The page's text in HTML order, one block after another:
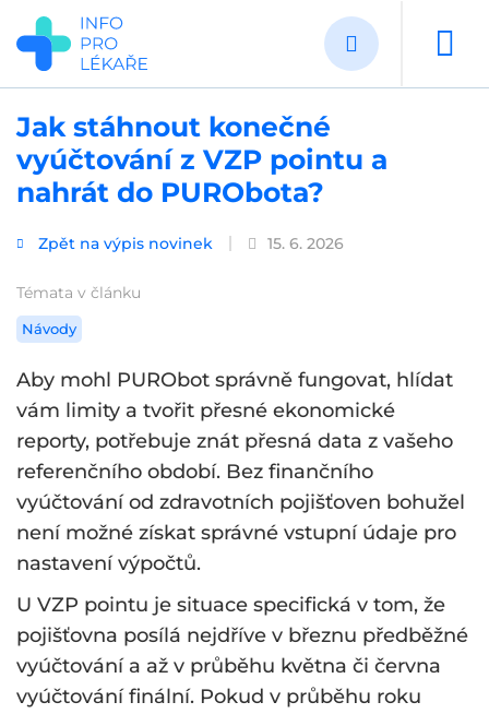
Přejít
hlavnímu
obsahu
Jak stáhnout konečné
vyúčtování z VZP pointu a
nahrát do PURObota?
Zpět na výpis novinek 15. 6. 2026
Témata v článku
Návody
Aby mohl PURObot správně fungovat, hlídat
vám limity a tvořit přesné ekonomické
reporty, potřebuje znát přesná data z vašeho
referenčního období. Bez finančního
vyúčtování od zdravotních pojišťoven bohužel
není možné získat správné vstupní údaje pro
nastavení výpočtů.
U VZP pointu je situace specifická v tom, že
pojišťovna posílá nejdříve v březnu předběžné
vyúčtování a až v průběhu května či června
vyúčtování finální. Pokud v průběhu roku